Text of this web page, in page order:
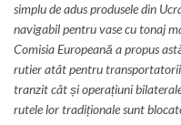
simplu de adus produsele din
navigabil pentru vase cu tonaj
Comisia Europeană a propus
rutier atât pentru
tranzit cât și operațiuni
rutele lor tradiționale sunt